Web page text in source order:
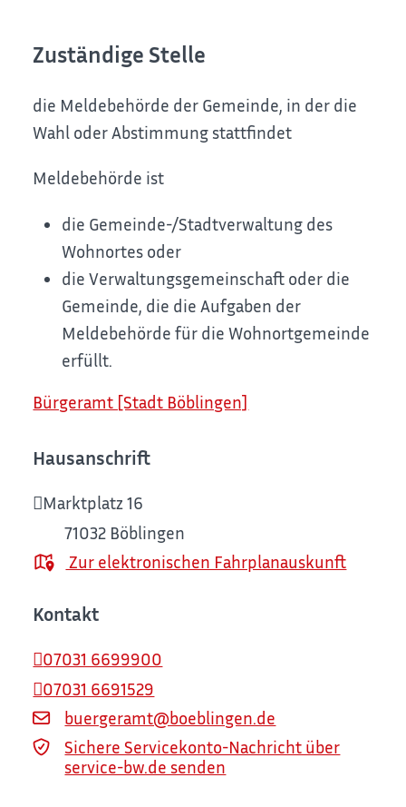
Zuständige Stelle
die Meldebehörde der Gemeinde, in der die
Wahl oder Abstimmung stattfindet
Meldebehörde ist
die Gemeinde-/Stadtverwaltung des
Wohnortes oder
die Verwaltungsgemeinschaft oder die
Gemeinde, die die Aufgaben der
Meldebehörde für die Wohnortgemeinde
erfüllt.
Bürgeramt [Stadt Böblingen]
Hausanschrift
Marktplatz 16
71032 Böblingen
Zur elektronischen Fahrplanauskunft
Kontakt
07031 6699900
07031 6691529
buergeramt@boeblingen.de
Sichere Servicekonto-Nachricht über
service-bw.de senden